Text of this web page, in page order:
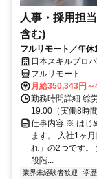
人事・採用担
含む)
フルリモート／年
日本スキルプロ
フルリモート
月給350,343円
勤務時間詳細 総
19:00（実働8時
仕事内容 ※ はじ
ます。 入社1ヶ
れ」の2つです。
段階...
業界未経験者歓迎 学